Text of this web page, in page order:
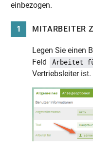
einbezogen.
1 MITARBEITER
Legen Sie einen
Feld
Arbeitet
Vertriebsleiter ist.